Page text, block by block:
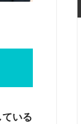
いる